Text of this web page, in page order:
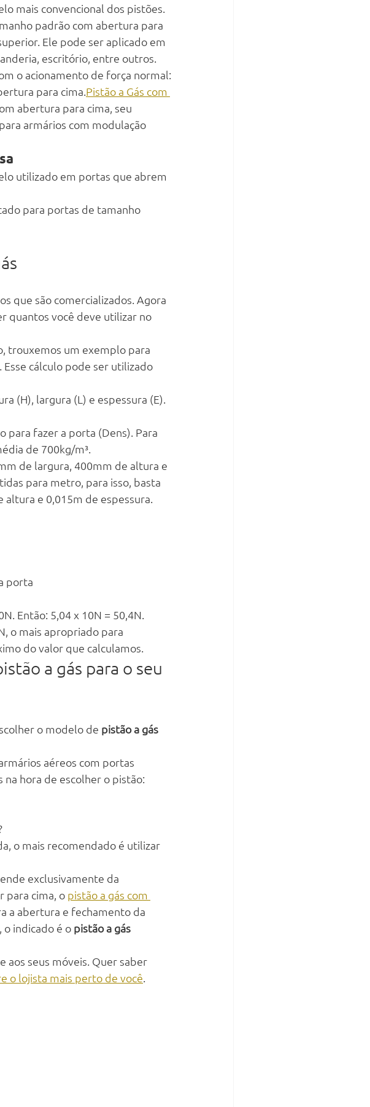
mais convencional dos pistões.
padrão com abertura para
Ele pode ser aplicado em
escritório, entre outros.
o acionamento de força normal:
para cima.Pistão a Gás com
abertura para cima, seu
armários com modulação
utilizado em portas que abrem
para portas de tamanho
que são comercializados. Agora
quantos você deve utilizar no
trouxemos um exemplo para
cálculo pode ser utilizado
(H), largura (L) e espessura (E).
para fazer a porta (Dens). Para
de 700kg/m³.
de largura, 400mm de altura e
para metro, para isso, basta
e 0,015m de espessura.
porta
Então: 5,04 x 10N = 50,4N.
o mais apropriado para
do valor que calculamos.
a gás para o seu
o modelo de pistão a gás
aéreos com portas
na hora de escolher o pistão:
o mais recomendado é utilizar
exclusivamente da
para cima, o pistão a gás com
a abertura e fechamento da
indicado é o pistão a gás
aos seus móveis. Quer saber
o lojista mais perto de você.